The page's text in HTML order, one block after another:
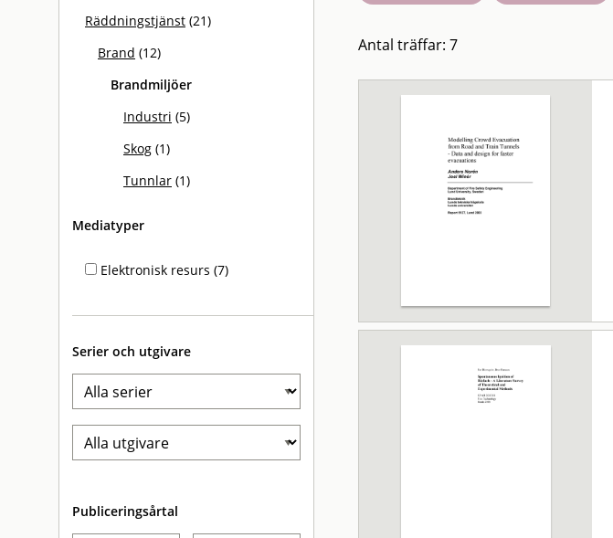
Räddningstjänst (21)
Brand (12)
Brandmiljöer
Industri (5)
Skog (1)
Tunnlar (1)
Mediatyper
Elektronisk resurs (7)
Serier och utgivare
Publiceringsårtal
Antal träffar: 7